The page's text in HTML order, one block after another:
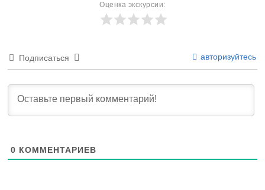
Оценка экскурсии:
Подписаться авторизуйтесь
0 КОММЕНТАРИЕВ